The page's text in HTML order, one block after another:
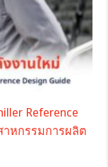
Reference
าหกรรมการผลิต